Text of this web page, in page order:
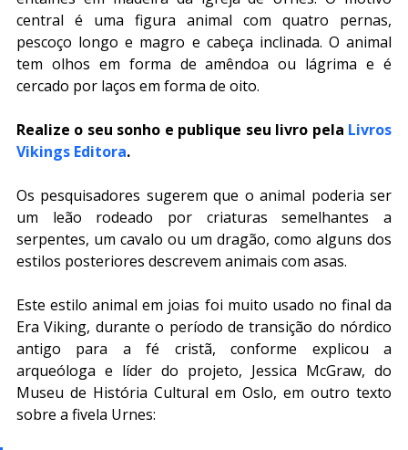
central é uma figura animal com quatro pernas,
pescoço longo e magro e cabeça inclinada. O animal
tem olhos em forma de amêndoa ou lágrima e é
cercado por laços em forma de oito.
Realize o seu sonho e publique seu livro pela Livros
Vikings Editora.
Os pesquisadores sugerem que o animal poderia ser
um leão rodeado por criaturas semelhantes a
serpentes, um cavalo ou um dragão, como alguns dos
estilos posteriores descrevem animais com asas.
Este estilo animal em joias foi muito usado no final da
Era Viking, durante o período de transição do nórdico
antigo para a fé cristã, conforme explicou a
arqueóloga e líder do projeto, Jessica McGraw, do
Museu de História Cultural em Oslo, em outro texto
sobre a fivela Urnes: